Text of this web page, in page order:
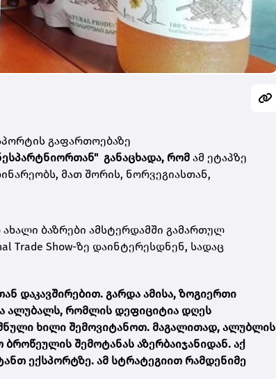
გაფართოებაზე
განაცხადა, რომ ამ ეტაპზე
მათ შორის, ნორვეგიასთან,
ბაზრები ამსტერდამში გამართულ
Trade Show-ზე დაინტერესდნენ, სადაც
დაკავშირებით. გარდა ამისა, ზოგიერთი
ალუბალს, რომლის დეფიციტია დღეს
ხილი შემოვიტანოთ. მაგალითად, ალუბლის
შემოტანას აზერბაიჯანიდან. აქ
ექსპორტზე. ამ სტრატეგიით რამდენიმე